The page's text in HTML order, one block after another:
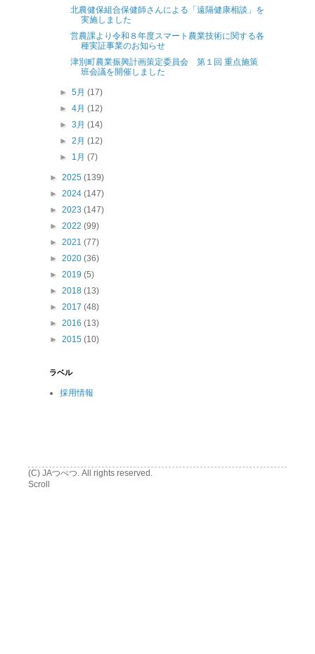
北農健保組合保健師さんによる「遠隔健康相談」を
実施しました
営農課より令和８年度スマート農業技術に関する各
種実証事業のお知らせ
津別町農業振興計画策定委員会 第１回 重点施策
班会議を開催しました
►5月(17)
►4月(12)
►3月(14)
►2月(12)
► 1月(7)
► 2025 (139)
► 2024 (147)
► 2023 (147)
► 2022 (99)
► 2021 (77)
► 2020 (36)
► 2019 (5)
► 2018 (13)
► 2017 (48)
► 2016 (13)
► 2015 (10)
ラベル
採用情報
(C) JAつべつ. All rights reserved.
Scroll